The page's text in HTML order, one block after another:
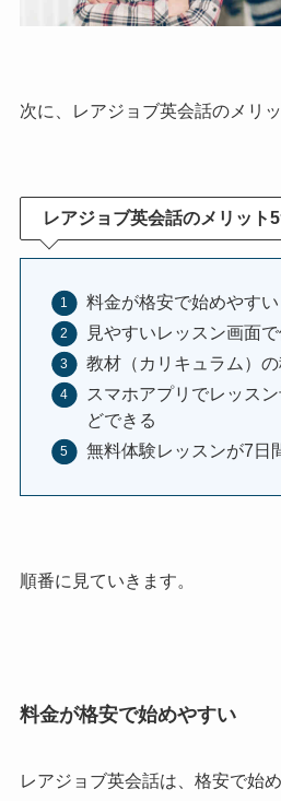
次に、レアジョブ英会話のメリッ
レアジョブ英会話のメリット
料金が格安で始めやすい
見やすいレッスン画面
教材（カリキュラム）
スマホアプリでレッス
どできる
無料体験レッスンが7日
順番に見ていきます。
料金が格安で始めやすい
レアジョブ英会話は、格安で始